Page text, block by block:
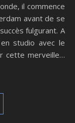
il commence
avant de se
fulgurant. A
studio avec le
cette merveille…